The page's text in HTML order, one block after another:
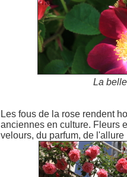
La
Les fous de la rose rendent
anciennes en culture. Fleurs
velours, du parfum, de l'allure